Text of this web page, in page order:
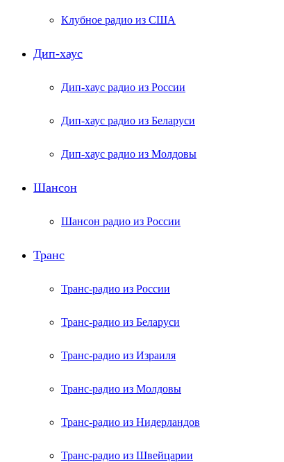
Клубное радио из США
Дип-хаус
Дип-хаус радио из России
Дип-хаус радио из Беларуси
Дип-хаус радио из Молдовы
Шансон
Шансон радио из России
Транс
Транс-радио из России
Транс-радио из Беларуси
Транс-радио из Израиля
Транс-радио из Молдовы
Транс-радио из Нидерландов
Транс-радио из Швейцарии